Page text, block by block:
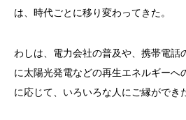
は、時代ごとに移り変わってきた。
わしは、電力会社の普及や、携帯電話
に太陽光発電などの再生エネルギーへ
に応じて、いろいろな人にご縁ができ